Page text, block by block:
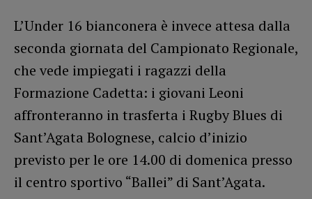
L’Under 16 bianconera è invece attesa dalla
seconda giornata del Campionato Regionale,
che vede impiegati i ragazzi della
Formazione Cadetta: i giovani Leoni
affronteranno in trasferta i Rugby Blues di
Sant’Agata Bolognese, calcio d’inizio
previsto per le ore 14.00 di domenica presso
il centro sportivo “Ballei” di Sant’Agata.